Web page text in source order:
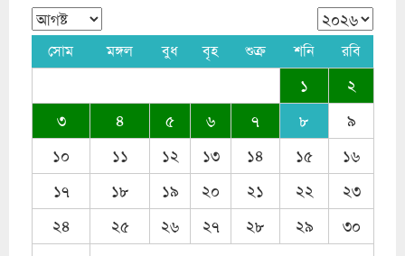
সোম মঙ্গল বুধ বৃহ শুক্র শনি রবি
১
২
৩
৪ ৫ ৬ ৭ ৮
৯
১০
১১ ১২ ১৩ ১৪ ১৫
১৬
১৭
১৮ ১৯ ২০ ২১ ২২
২৩
২৪
২৫ ২৬ ২৭ ২৮ ২৯
৩০